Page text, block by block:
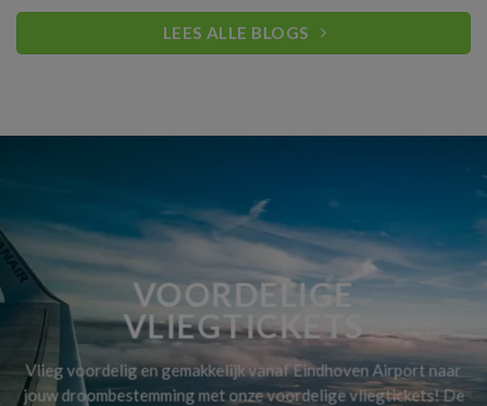
LEES ALLE BLOGS
VOORDELIGE
VLIEGTICKETS
Vlieg voordelig en gemakkelijk vanaf Eindhoven Airport naar
jouw droombestemming met onze voordelige vliegtickets! De